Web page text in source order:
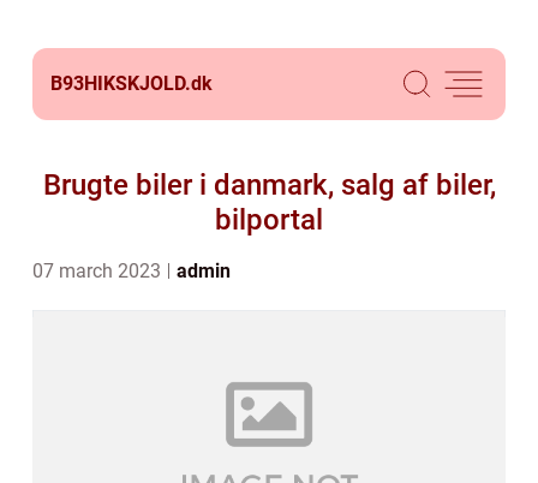
B93HIKSKJOLD.dk
Brugte biler i danmark, salg af biler,
bilportal
07 march 2023 admin